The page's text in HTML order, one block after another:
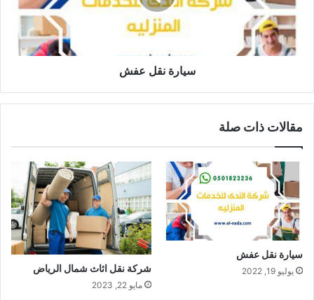
سيارة نقل عفش
مقالات ذات صلة
سيارة نقل عفش
يوليو 19, 2022 شركة نقل اثاث شمال الرياض
مايو 22, 2023